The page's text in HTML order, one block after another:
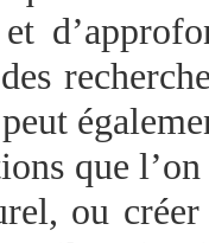
que
ou